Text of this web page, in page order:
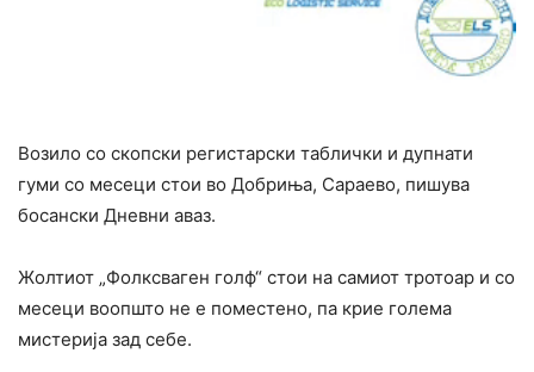
Возило со скопски регистарски таблички и дупнати
гуми со месеци стои во Добриња, Сараево, пишува
босански Дневни аваз.
Жолтиот „Фолксваген голф“ стои на самиот тротоар и со
месеци воопшто не е поместено, па крие голема
мистерија зад себе.